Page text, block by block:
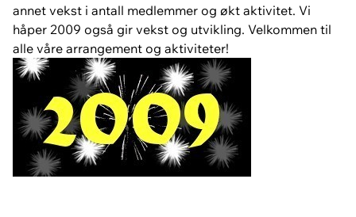
annet vekst i antall medlemmer og økt aktivitet. Vi
håper 2009 også gir vekst og utvikling. Velkommen til
alle våre arrangement og aktiviteter!